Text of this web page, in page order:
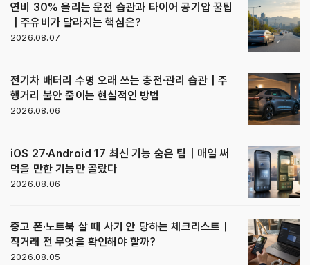
연비 30% 올리는 운전 습관과 타이어 공기압 꿀팁
｜주유비가 달라지는 핵심은?
2026.08.07
전기차 배터리 수명 오래 쓰는 충전·관리 습관｜주
행거리 불안 줄이는 현실적인 방법
2026.08.06
iOS 27·Android 17 최신 기능 숨은 팁｜매일 써
먹을 만한 기능만 골랐다
2026.08.06
중고 폰·노트북 살 때 사기 안 당하는 체크리스트｜
직거래 전 무엇을 확인해야 할까?
2026.08.05